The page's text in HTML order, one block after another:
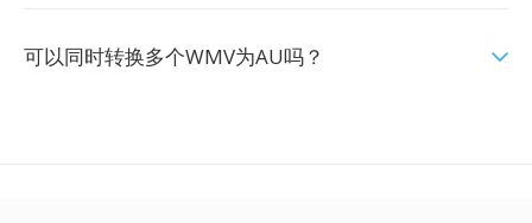
可以同时转换多个WMV为AU吗？